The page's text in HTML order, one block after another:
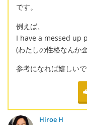
です。
例えば、
I have a messed up
(わたしの性格なんか
参考になれば嬉しいで
Hiroe H